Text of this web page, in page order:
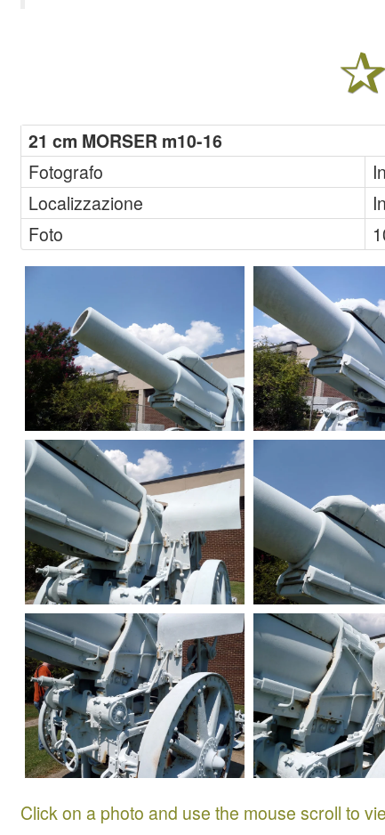
21 cm MORSER m10-16
Fotografo
Localizzazione
Foto
Click on a photo and use the mouse scroll to